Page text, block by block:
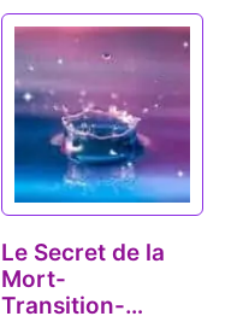
Le Secret de la
Mort-
Transition-